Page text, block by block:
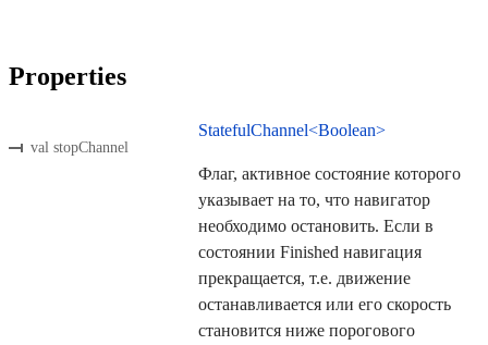
Properties
val stopChannel
StatefulChannel<Boolean>
Флаг, активное состояние которого
указывает на то, что навигатор
необходимо остановить. Если в
состоянии Finished навигация
прекращается, т.е. движение
останавливается или его скорость
становится ниже порогового